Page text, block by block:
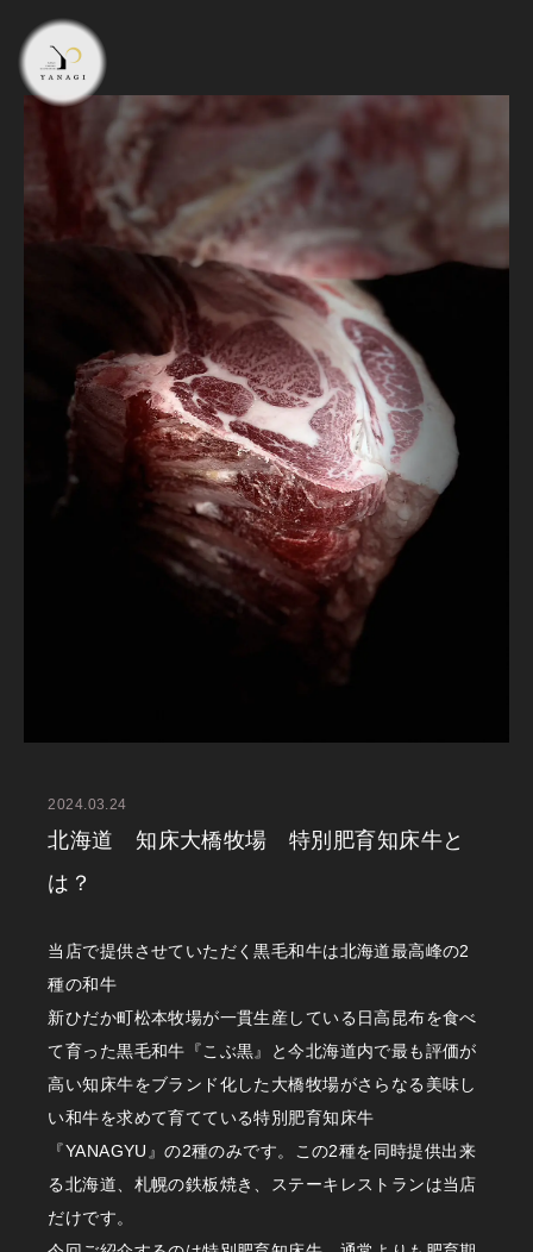
2024.03.24
北海道 知床大橋牧場 特別肥育知床牛と
は？
当店で提供させていただく黒毛和牛は北海道最高峰の2
種の和牛
新ひだか町松本牧場が一貫生産している日高昆布を食べ
て育った黒毛和牛『こぶ黒』と今北海道内で最も評価が
高い知床牛をブランド化した大橋牧場がさらなる美味し
い和牛を求めて育てている特別肥育知床牛
『YANAGYU』の2種のみです。この2種を同時提供出来
る北海道、札幌の鉄板焼き、ステーキレストランは当店
だけです。